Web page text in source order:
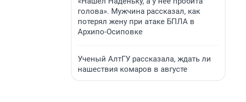
голова». Мужчина рассказал, как
потерял жену при атаке БПЛА в
Архипо-Осиповке
Ученый АлтГУ рассказала, ждать ли
нашествия комаров в августе